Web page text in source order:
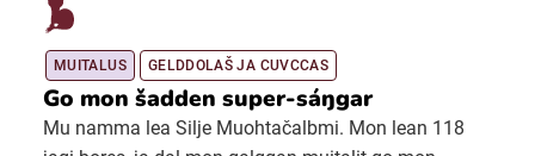
MUITALUS GELDDOLAŠ JA CUVCCAS
Go mon šadden super-sáŋgar
Mu namma lea Silje Muohtačalbmi. Mon lean 118